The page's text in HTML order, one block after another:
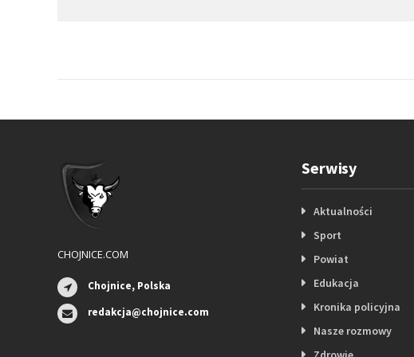
CHOJNICE.COM
Chojnice, Polska
redakcja@chojnice.com
Serwisy
Aktualności
Sport
Powiat
Edukacja
Kronika policyjna
Nasze rozmowy